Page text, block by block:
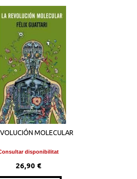
MOLECULAR
disponibilitat
26,90 €